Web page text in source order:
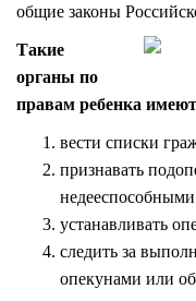
общие законы
Такие
органы по
правам ребенка
вести списки
признавать
недееспособными
устанавливать
следить за
опекунами или